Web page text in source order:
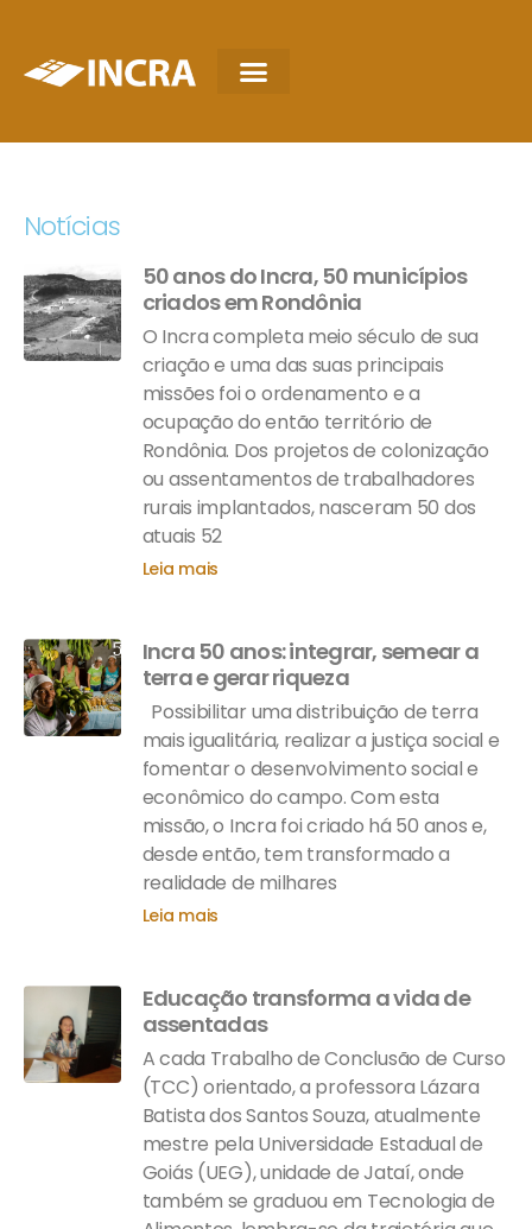
Notícias
50 anos do Incra, 50 municípios
criados em Rondônia
O Incra completa meio século de sua
criação e uma das suas principais
missões foi o ordenamento e a
ocupação do então território de
Rondônia. Dos projetos de colonização
ou assentamentos de trabalhadores
rurais implantados, nasceram 50 dos
atuais 52
Leia mais
Incra 50 anos: integrar, semear a
terra e gerar riqueza
Possibilitar uma distribuição de terra
mais igualitária, realizar a justiça social e
fomentar o desenvolvimento social e
econômico do campo. Com esta
missão, o Incra foi criado há 50 anos e,
desde então, tem transformado a
realidade de milhares
Leia mais
Educação transforma a vida de
assentadas
A cada Trabalho de Conclusão de Curso
(TCC) orientado, a professora Lázara
Batista dos Santos Souza, atualmente
mestre pela Universidade Estadual de
Goiás (UEG), unidade de Jataí, onde
também se graduou em Tecnologia de